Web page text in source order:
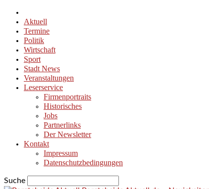
Aktuell
Termine
Politik
Wirtschaft
Sport
Stadt News
Veranstaltungen
Leserservice
Firmenportraits
Historisches
Jobs
Partnerlinks
Der Newsletter
Kontakt
Impressum
Datenschutzbedingungen
Suche